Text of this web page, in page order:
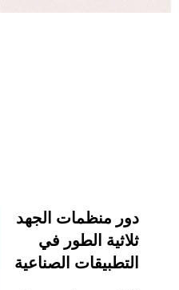
دور منظمات الجهد
ثلاثية الطور في
التطبيقات الصناعية